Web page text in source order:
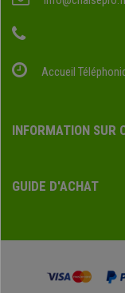
Accueil
INFORMATION SUR
GUIDE D'ACHAT